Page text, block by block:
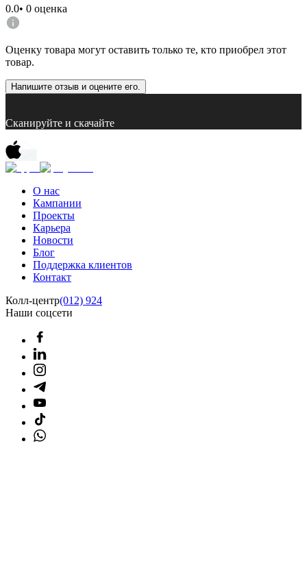
0.0• 0 оценка
Оценку товара могут оставить только те, кто приобрел этот
товар.
Напишите отзыв и оцените его.
Сканируйте и скачайте
О нас
Кампании
Проекты
Карьера
Новости
Блог
Поддержка клиентов
Контакт
Колл-центр(012) 924
Наши соцсети